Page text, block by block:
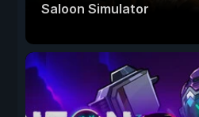
Saloon Simulator